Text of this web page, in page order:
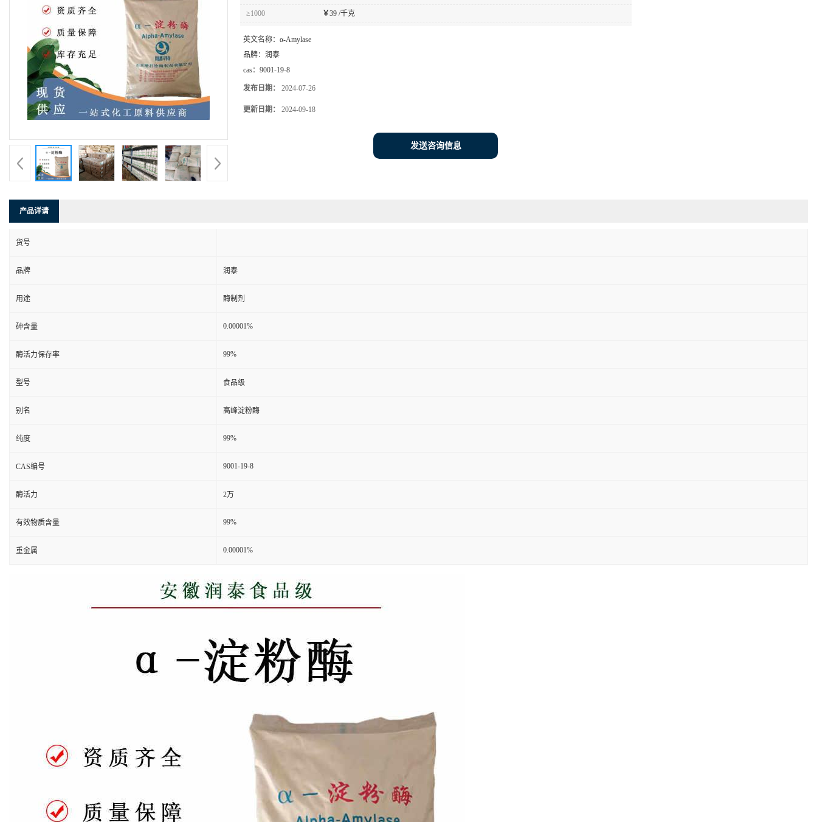
≥1000 ￥39 /千克
英文名称： α-Amylase
品牌： 润泰
cas： 9001-19-8
发布日期： 2024-07-26
更新日期： 2024-09-18
发送咨询信息
产品详请
货号
品牌 润泰
用途 酶制剂
砷含量 0.00001%
酶活力保存率 99%
型号 食品级
别名 高峰淀粉酶
纯度 99%
CAS编号 9001-19-8
酶活力 2万
有效物质含量 99%
重金属 0.00001%